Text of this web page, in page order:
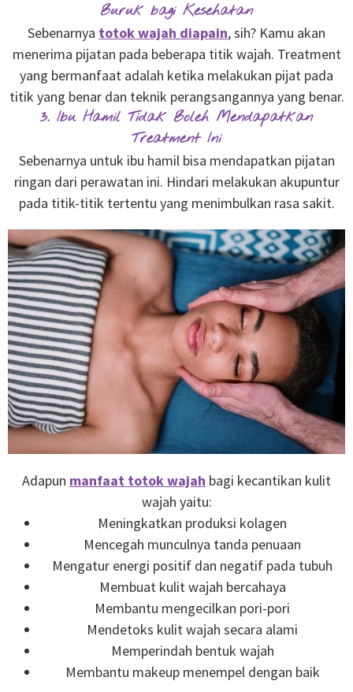
Buruk bagi Kesehatan
Sebenarnya totok wajah diapain, sih? Kamu akan
menerima pijatan pada beberapa titik wajah. Treatment
yang bermanfaat adalah ketika melakukan pijat pada
titik yang benar dan teknik perangsangannya yang benar.
3. Ibu Hamil Tidak Boleh Mendapatkan
Treatment Ini
Sebenarnya untuk ibu hamil bisa mendapatkan pijatan
ringan dari perawatan ini. Hindari melakukan akupuntur
pada titik-titik tertentu yang menimbulkan rasa sakit.
Adapun manfaat totok wajah bagi kecantikan kulit
wajah yaitu:
Meningkatkan produksi kolagen
Mencegah munculnya tanda penuaan
Mengatur energi positif dan negatif pada tubuh
Membuat kulit wajah bercahaya
Membantu mengecilkan pori-pori
Mendetoks kulit wajah secara alami
Memperindah bentuk wajah
Membantu makeup menempel dengan baik